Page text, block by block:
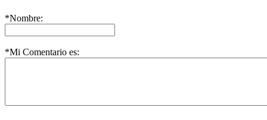
*Nombre:
*Mi Comentario es: